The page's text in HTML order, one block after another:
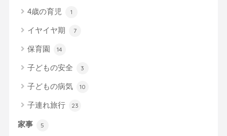
4歳の育児 1
イヤイヤ期 7
保育園 14
子どもの安全 3
子どもの病気 10
子連れ旅行 23
家事 5